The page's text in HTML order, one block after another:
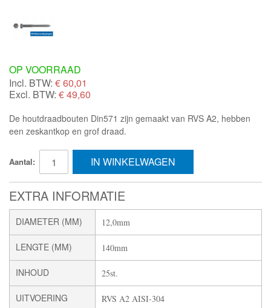
OP VOORRAAD
Incl. BTW: €60,01
Excl. BTW: € 49,60
De houtdraadbouten Din571 zijn gemaakt van RVS A2, hebben
een zeskantkop en grof draad.
Aantal: IN WINKELWAGEN
EXTRA INFORMATIE
DIAMETER (MM) 12,0mm
LENGTE (MM) 140mm
INHOUD 25st.
UITVOERING RVS A2 AISI-304